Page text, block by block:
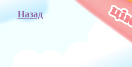
Назад